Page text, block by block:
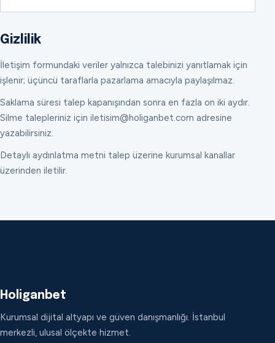
Gizlilik
İletişim formundaki veriler yalnızca talebinizi yanıtlamak için
işlenir; üçüncü taraflarla pazarlama amacıyla paylaşılmaz.
Saklama süresi talep kapanışından sonra en fazla on iki aydır.
Silme talepleriniz için iletisim@holiganbet.com adresine
yazabilirsiniz.
Detaylı aydınlatma metni talep üzerine kurumsal kanallar
üzerinden iletilir.
Holiganbet
Kurumsal dijital altyapı ve güven danışmanlığı. İstanbul
merkezli, ulusal ölçekte hizmet.